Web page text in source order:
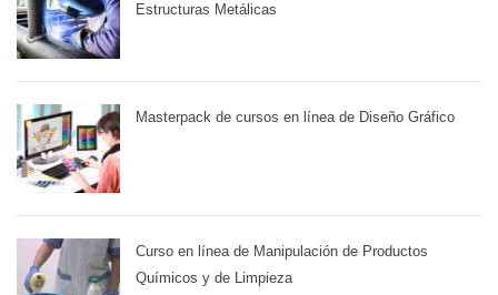
Estructuras Metálicas
Masterpack de cursos en línea de Diseño Gráfico
Curso en línea de Manipulación de Productos
Químicos y de Limpieza